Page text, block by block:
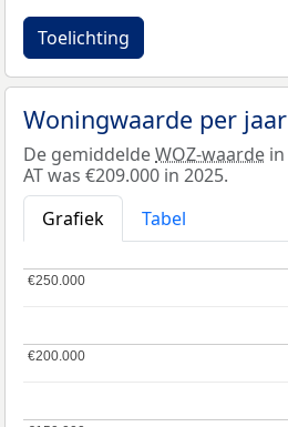
Toelichting
Woningwaarde per jaar
De gemiddeldeWOZ-waarde
AT was €209.000 in 2025.
Grafiek
Tabel
€200.000
€200.000
€250.000
€250.000